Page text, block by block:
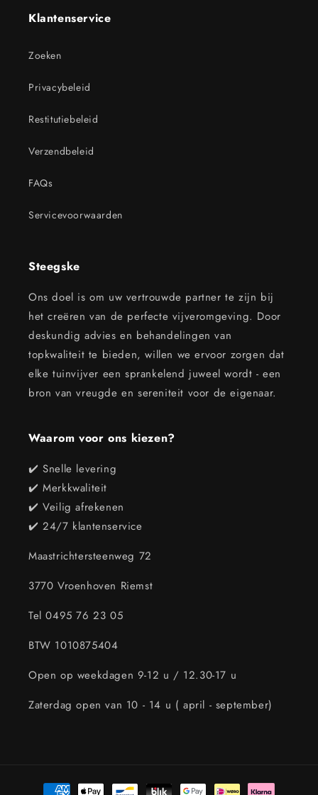
Klantenservice
Zoeken
Privacybeleid
Restitutiebeleid
Verzendbeleid
FAQs
Servicevoorwaarden
Steegske
Ons doel is om uw vertrouwde partner te zijn bij
het creëren van de perfecte vijveromgeving. Door
deskundig advies en behandelingen van
topkwaliteit te bieden, willen we ervoor zorgen dat
elke tuinvijver een sprankelend juweel wordt - een
bron van vreugde en sereniteit voor de eigenaar.
Waarom voor ons kiezen?
✔️ Snelle levering
✔️ Merkkwaliteit
✔️ Veilig afrekenen
✔️ 24/7 klantenservice
Maastrichtersteenweg 72
3770 Vroenhoven Riemst
Tel 0495 76 23 05
BTW 1010875404
Open op weekdagen 9-12 u / 12.30-17 u
Zaterdag open van 10 - 14 u ( april - september)
Betaalmethoden